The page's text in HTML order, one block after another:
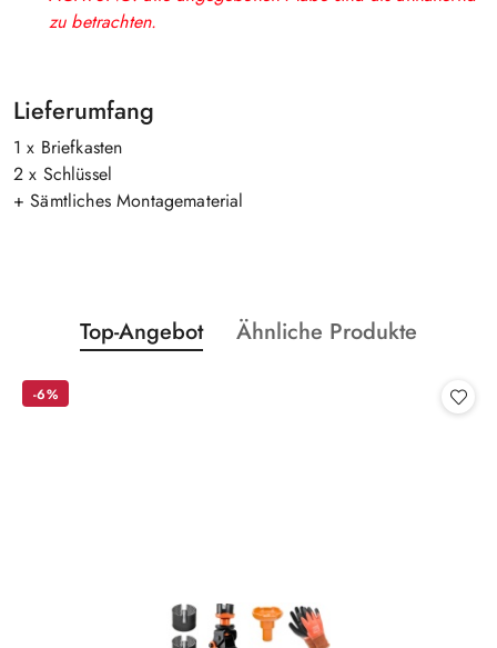
zu betrachten.
Lieferumfang
1 x Briefkasten
2 x Schlüssel
+ Sämtliches Montagematerial
Überspringen Sie das Karussell der Produkte
Statusprodukte:
Top-Angebot Statusprodukte:
Ähnliche Produkte
-6%